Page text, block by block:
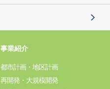
事業紹介
都市計画・地区計画
再開発・大規模開発